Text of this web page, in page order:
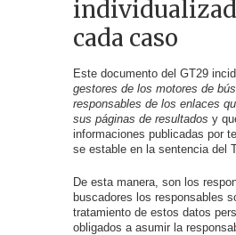
cada caso
Este documento del GT29
gestores de los motores de
responsables de los enlaces
sus páginas de resultados y
informaciones publicadas por
se estable en la sentencia del
De esta manera, son los
buscadores los responsables
tratamiento de estos datos
obligados a asumir la